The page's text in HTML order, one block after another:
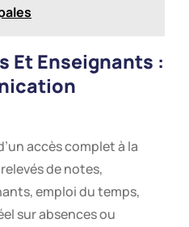
Et Enseignants :
accès complet à la
de notes,
emploi du temps,
sur absences ou